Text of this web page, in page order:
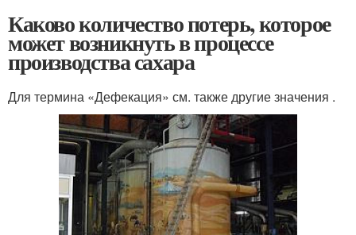
Каково количество потерь, которое
может возникнуть в процессе
производства сахара
Для термина «Дефекация» см. также другие значения .